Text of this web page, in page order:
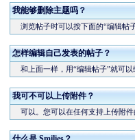
我能够删除主题吗？
浏览帖子时可以按下面的“编辑帖
怎样编辑自己发表的帖子？
和上面一样，用“编辑帖子”就可以
我可不可以上传附件？
可以。您可以在任何支持上传附件